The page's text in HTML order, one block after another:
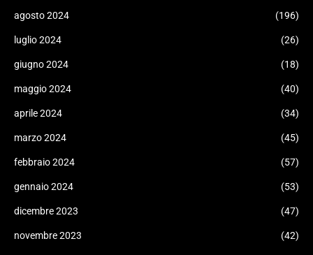
agosto 2024 (196)
luglio 2024 (26)
giugno 2024 (18)
maggio 2024 (40)
aprile 2024 (34)
marzo 2024 (45)
febbraio 2024 (57)
gennaio 2024 (53)
dicembre 2023 (47)
novembre 2023 (42)